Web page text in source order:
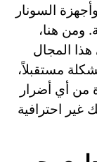
السونار
ومن هنا،
هذا المجال
مستقبلاً،
من أي أضرار
غير احترافية